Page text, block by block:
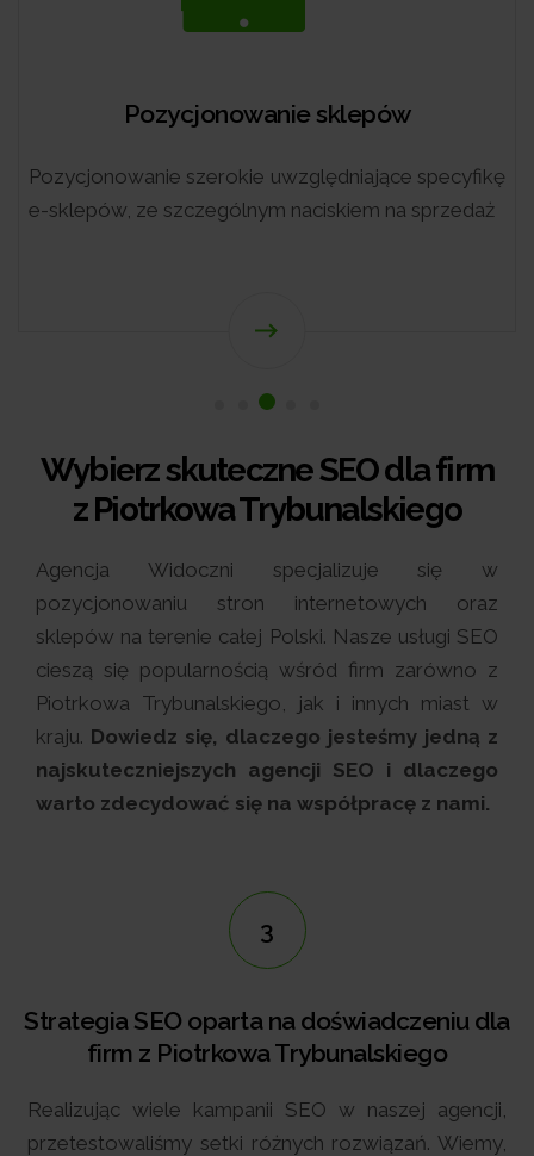
Pozycjonowanie sklepów
Pozycjonowanie szerokie uwzględniające specyfikę
e-sklepów, ze szczególnym naciskiem na sprzedaż
Wybierz skuteczne SEO dla firm
z Piotrkowa Trybunalskiego
Agencja Widoczni specjalizuje się w
pozycjonowaniu stron internetowych oraz
sklepów na terenie całej Polski. Nasze usługi SEO
cieszą się popularnością wśród firm zarówno z
Piotrkowa Trybunalskiego, jak i innych miast w
kraju. Dowiedz się, dlaczego jesteśmy jedną z
najskuteczniejszych agencji SEO i dlaczego
warto zdecydować się na współpracę z nami.
3
Strategia SEO oparta na doświadczeniu dla
firm z Piotrkowa Trybunalskiego
Realizując wiele kampanii SEO w naszej agencji,
przetestowaliśmy setki różnych rozwiązań. Wiemy,